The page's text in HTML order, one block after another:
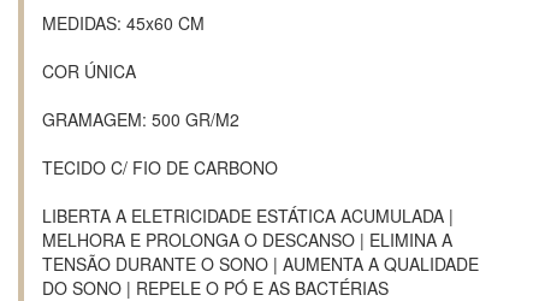
MEDIDAS: 45x60 CM
COR ÚNICA
GRAMAGEM: 500 GR/M2
TECIDO C/ FIO DE CARBONO
LIBERTA A ELETRICIDADE ESTÁTICA ACUMULADA |
MELHORA E PROLONGA O DESCANSO | ELIMINA A
TENSÃO DURANTE O SONO | AUMENTA A QUALIDADE
DO SONO | REPELE O PÓ E AS BACTÉRIAS